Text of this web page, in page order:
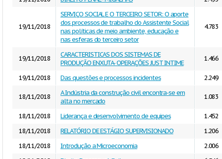
19/11/2018
SERVIÇO SOCIAL E O TERCEIRO SETOR: O aporte
dos processos de trabalho do Assistente Social
nas políticas de meio ambiente, educação e
nas esferas do terceiro setor
4.783
19/11/2018
CARACTERISTICAS DOS SISTEMAS DE
PRODUÇÃO ENXUTA- OPERAÇÕES JUST INTIME
1.466
19/11/2018 Das questões e processos incidentes 2.249
18/11/2018
A Indústria da construção civil encontra-se em
alta no mercado
1.083
18/11/2018 Liderança e desenvolvimento de equipes
1.452
18/11/2018
RELATÓRIO DE ESTÁGIO SUPERVISIONADO
1.206
18/11/2018
Introdução a Microeconomia
2.006